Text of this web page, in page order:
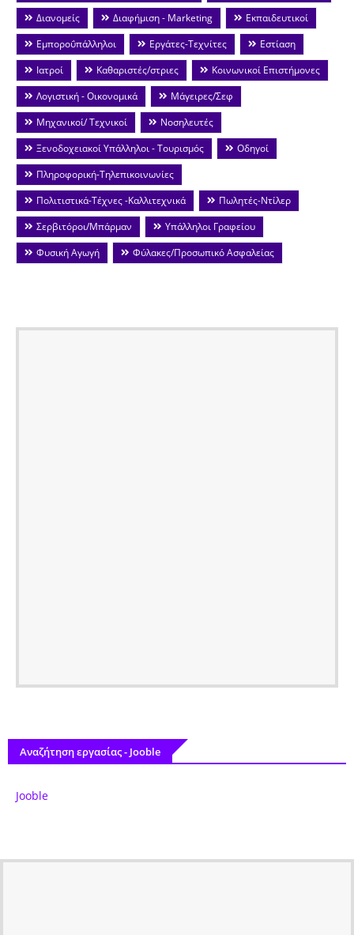
Διανομείς Διαφήμιση - Marketing
Εκπαιδευτικοί
Εμποροΰπάλληλοι
Εργάτες-Τεχνίτες
Εστίαση
Ιατροί
Καθαριστές/στριες
Κοινωνικοί Επιστήμονες
Λογιστική - Οικονομικά
Μάγειρες/Σεφ
Μηχανικοί/ Τεχνικοί
Νοσηλευτές
Ξενοδοχειακοί Υπάλληλοι - Τουρισμός
Οδηγοί
Πληροφορική-Τηλεπικοινωνίες
Πολιτιστικά-Τέχνες -Καλλιτεχνικά
Πωλητές-Ντίλερ
Σερβιτόροι/Μπάρμαν
Υπάλληλοι Γραφείου
Φυσική Αγωγή
Φύλακες/Προσωπικό Ασφαλείας
Αναζήτηση εργασίας - Jooble
Jooble